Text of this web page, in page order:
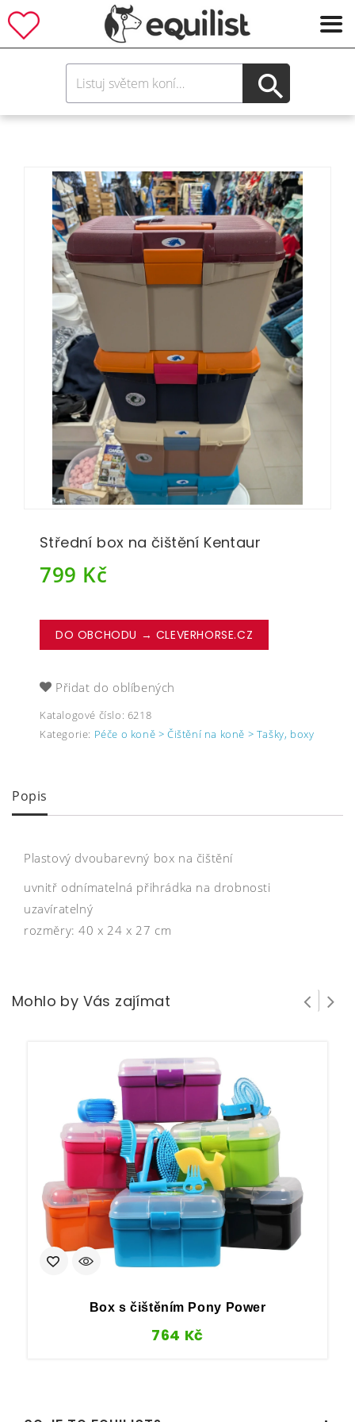
Střední box na čištění Kentaur
799 Kč
DO OBCHODU → CLEVERHORSE.CZ
Přidat do oblíbených
Katalogové číslo: 6218
Kategorie: Péče o koně > Čištění na koně > Tašky, boxy
Popis
Plastový dvoubarevný box na čištění
uvnitř odnímatelná přihrádka na drobnosti
uzavíratelný
rozměry: 40 x 24 x 27 cm
Mohlo by Vás zajímat
Box s čištěním Pony Power
764 Kč